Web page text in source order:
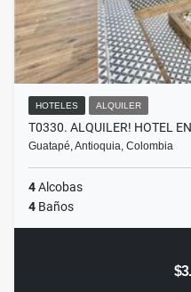
HOTELES ALQUILER
T0330. ALQUILER! HOTEL
Guatapé, Antioquia, Colombia
4Alcobas
4 Baños